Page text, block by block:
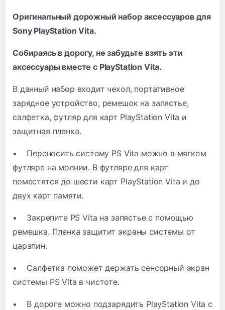
Оригинальный дорожный набор аксессуаров для
Sony PlayStation Vita.
Собираясь в дорогу, не забудьте взять эти
аксессуары вместе с PlayStation Vita.
В данный набор входит чехол, портативное
зарядное устройство, ремешок на запястье,
салфетка, футляр для карт PlayStation Vita и
защитная пленка.
• Переносить систему PS Vita можно в мягком
футляре на молнии. В футляре для карт
поместятся до шести карт PlayStation Vita и до
двух карт памяти.
• Закрепите PS Vita на запястье с помощью
ремешка. Пленка защитит экраны системы от
царапин.
• Салфетка поможет держать сенсорный экран
системы PS Vita в чистоте.
• В дороге можно подзарядить PlayStation Vita с